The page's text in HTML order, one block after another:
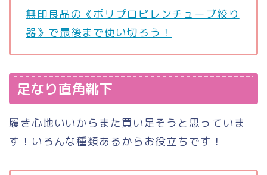
無印良品の《ポリプロピレンチューブ絞り
器》で最後まで使い切ろう！
足なり直角靴下
履き心地いいからまた買い足そうと思っていま
す！いろんな種類あるからお役立ちです！